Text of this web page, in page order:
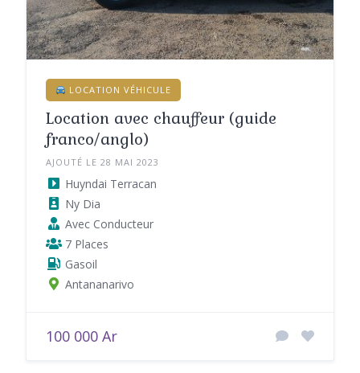
LOCATION VÉHICULE
Location avec chauffeur (guide
franco/anglo)
AJOUTÉ LE 28 MAI 2023
Huyndai Terracan
Ny Dia
Avec Conducteur
7 Places
Gasoil
Antananarivo
100 000 Ar